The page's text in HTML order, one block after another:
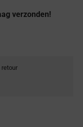
verzonden!
retour